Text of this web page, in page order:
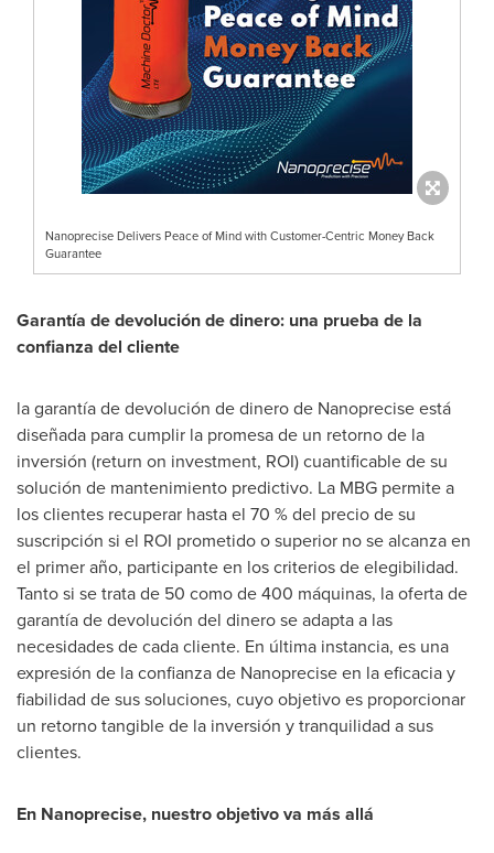
Nanoprecise Delivers Peace of Mind with Customer-Centric Money Back
Guarantee
Garantía de devolución de dinero: una prueba de la
confianza del cliente
la garantía de devolución de dinero de Nanoprecise está
diseñada para cumplir la promesa de un retorno de la
inversión (return on investment, ROI) cuantificable de su
solución de mantenimiento predictivo. La MBG permite a
los clientes recuperar hasta el 70 % del precio de su
suscripción si el ROI prometido o superior no se alcanza en
el primer año, participante en los criterios de elegibilidad.
Tanto si se trata de 50 como de 400 máquinas, la oferta de
garantía de devolución del dinero se adapta a las
necesidades de cada cliente. En última instancia, es una
expresión de la confianza de Nanoprecise en la eficacia y
fiabilidad de sus soluciones, cuyo objetivo es proporcionar
un retorno tangible de la inversión y tranquilidad a sus
clientes.
En Nanoprecise, nuestro objetivo va más allá